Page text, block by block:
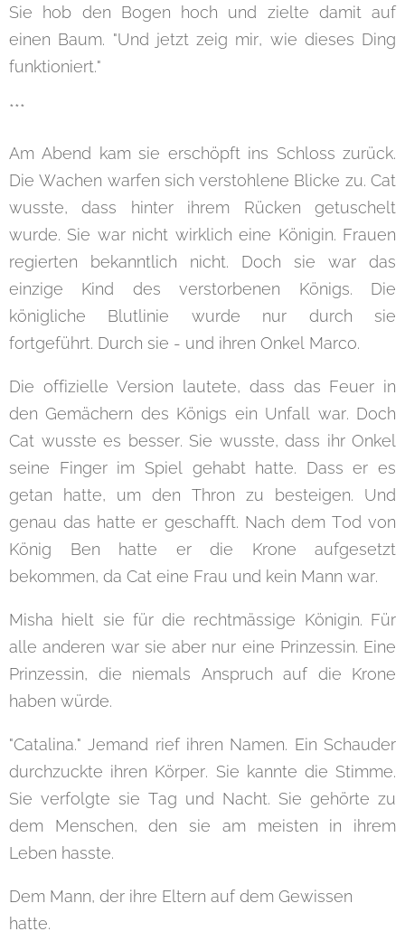
Sie hob den Bogen hoch und zielte damit auf
einen Baum. "Und jetzt zeig mir, wie dieses Ding
funktioniert."
***
Am Abend kam sie erschöpft ins Schloss zurück.
Die Wachen warfen sich verstohlene Blicke zu. Cat
wusste, dass hinter ihrem Rücken getuschelt
wurde. Sie war nicht wirklich eine Königin. Frauen
regierten bekanntlich nicht. Doch sie war das
einzige Kind des verstorbenen Königs. Die
königliche Blutlinie wurde nur durch sie
fortgeführt. Durch sie - und ihren Onkel Marco.
Die offizielle Version lautete, dass das Feuer in
den Gemächern des Königs ein Unfall war. Doch
Cat wusste es besser. Sie wusste, dass ihr Onkel
seine Finger im Spiel gehabt hatte. Dass er es
getan hatte, um den Thron zu besteigen. Und
genau das hatte er geschafft. Nach dem Tod von
König Ben hatte er die Krone aufgesetzt
bekommen, da Cat eine Frau und kein Mann war.
Misha hielt sie für die rechtmässige Königin. Für
alle anderen war sie aber nur eine Prinzessin. Eine
Prinzessin, die niemals Anspruch auf die Krone
haben würde.
"Catalina." Jemand rief ihren Namen. Ein Schauder
durchzuckte ihren Körper. Sie kannte die Stimme.
Sie verfolgte sie Tag und Nacht. Sie gehörte zu
dem Menschen, den sie am meisten in ihrem
Leben hasste.
Dem Mann, der ihre Eltern auf dem Gewissen
hatte.